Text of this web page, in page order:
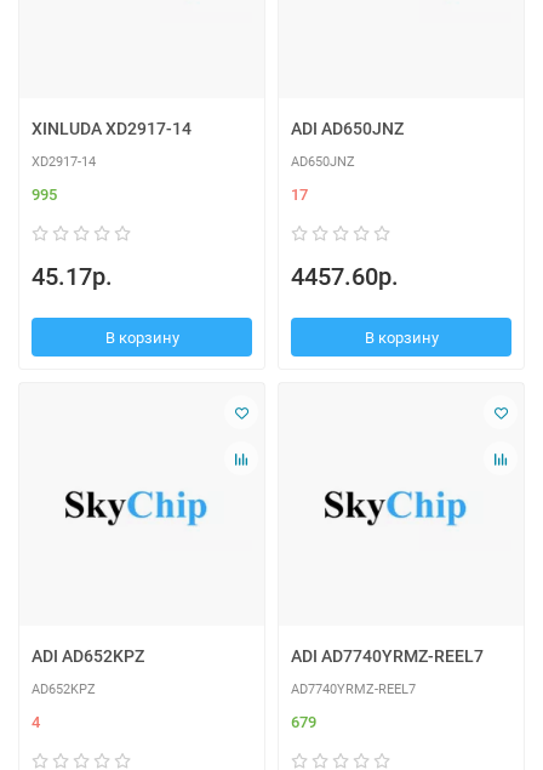
XINLUDA XD2917-14
XD2917-14
995
45.17р.
В корзину
ADI AD650JNZ
AD650JNZ
17
4457.60р.
В корзину
ADI AD652KPZ
AD652KPZ
4
ADI AD7740YRMZ-REEL7
AD7740YRMZ-REEL7
679